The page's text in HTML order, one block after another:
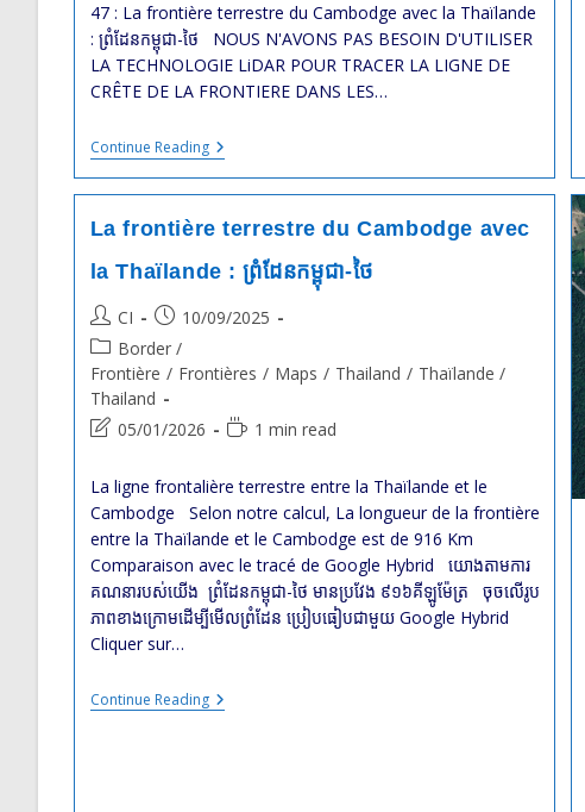
47 : La frontière terrestre du Cambodge avec la Thaïlande
: ព្រំដែន​កម្ពុជា-ថៃ NOUS N'AVONS PAS BESOIN D'UTILISER
LA TECHNOLOGIE LiDAR POUR TRACER LA LIGNE DE
CRÊTE DE LA FRONTIERE DANS LES…
Continue ReadingCompte-
Rendu
De
Réunion
JBC
Du
21-
Octobre
La frontière terrestre du Cambodge avec
la Thaïlande : ព្រំដែន​កម្ពុជា-ថៃ
Post
author:
CI
Post
published:
10/09/2025
Post
category:
Border /
Frontière / Frontières / Maps / Thailand / Thaïlande /
Thailand
Post
modified:
05/01/2026
Reading1 min read
La ligne frontalière terrestre entre la Thaïlande et le
Cambodge Selon notre calcul, La longueur de la frontière
entre la Thaïlande et le Cambodge est de 916 Km
Comparaison avec le tracé de Google Hybrid យោងតាមការ
គណនារបស់យើង ​ ព្រំដែន​កម្ពុជា​-​ថៃ មាន​ប្រវែង ៩១៦​គីឡូម៉ែត្រ ចុចលើរូប
ភាពខាងក្រោមដើម្បីមើលព្រំដែន ប្រៀបធៀបជាមួយ Google Hybrid
Cliquer sur…
Continue ReadingLa
Frontière